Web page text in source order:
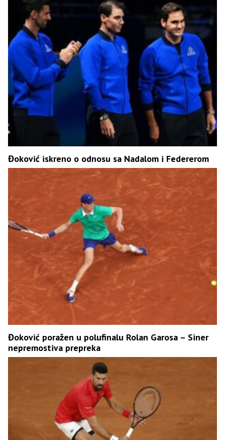
Đoković iskreno o odnosu sa Nadalom i Federerom
Đoković poražen u polufinalu Rolan Garosa – Siner
nepremostiva prepreka